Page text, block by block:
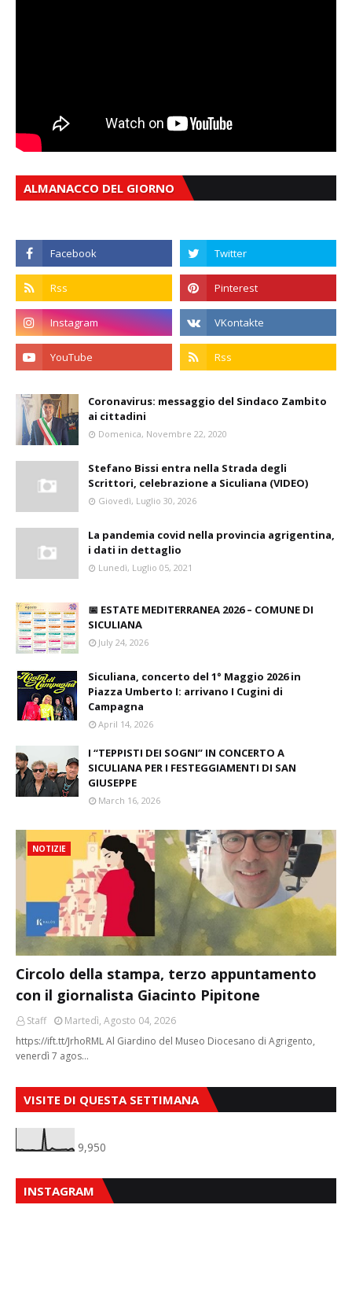
ALMANACCO DEL GIORNO
Coronavirus: messaggio del Sindaco Zambito
ai cittadini
Domenica, Novembre 22, 2020
Stefano Bissi entra nella Strada degli
Scrittori, celebrazione a Siculiana (VIDEO)
Giovedì, Luglio 30, 2026
La pandemia covid nella provincia agrigentina,
i dati in dettaglio
Lunedì, Luglio 05, 2021
📅 ESTATE MEDITERRANEA 2026 – COMUNE DI
SICULIANA
July 24, 2026
Siculiana, concerto del 1° Maggio 2026 in
Piazza Umberto I: arrivano I Cugini di
Campagna
April 14, 2026
I “TEPPISTI DEI SOGNI” IN CONCERTO A
SICULIANA PER I FESTEGGIAMENTI DI SAN
GIUSEPPE
March 16, 2026
NOTIZIE
Circolo della stampa, terzo appuntamento
con il giornalista Giacinto Pipitone
Staff
Martedì, Agosto 04, 2026
https://ift.tt/JrhoRML Al Giardino del Museo Diocesano di Agrigento,
venerdì 7 agos…
VISITE DI QUESTA SETTIMANA
9,950
INSTAGRAM